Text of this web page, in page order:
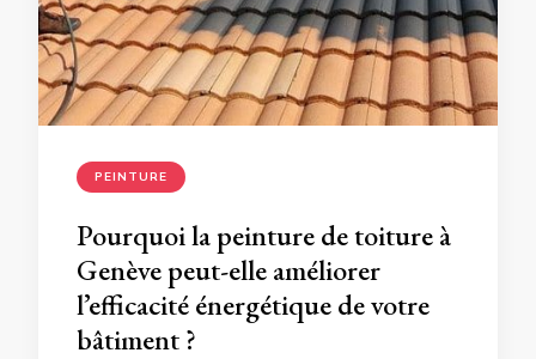
PEINTURE
Pourquoi la peinture de toiture à
Genève peut-elle améliorer
l’efficacité énergétique de votre
bâtiment ?